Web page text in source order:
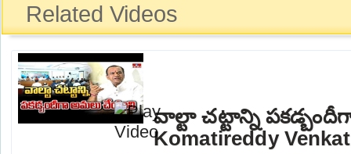
Related Videos
వాల్టా చట్టాన్ని
Komatireddy